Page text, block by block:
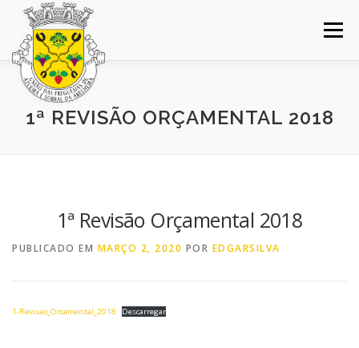
Saltar
conteúdo
Menu
INÍCIO JUNTA DE FREGUESIA
CONCURSOS CONTACTOS
1ª REVISÃO ORÇAMENTAL 2018
1ª Revisão Orçamental 2018
PUBLICADO EM MARÇO 2, 2020 POR EDGARSILVA
1-Revisao_Orcamental_2018 Descarregar